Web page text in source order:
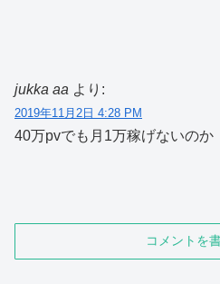
jukka aa より:
2019年11月2日 4:28 PM
40万pvでも月1万稼げないのか
コメントを